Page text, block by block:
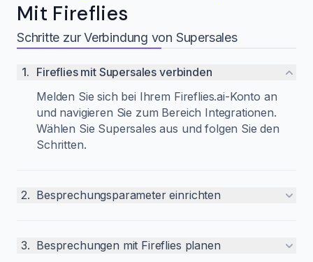
Mit Fireflies
Schritte zur Verbindung von Supersales
1. Fireflies mit Supersales verbinden
Melden Sie sich bei Ihrem Fireflies.ai-Konto an
und navigieren Sie zum Bereich Integrationen.
Wählen Sie Supersales aus und folgen Sie den
Schritten.
2. Besprechungsparameter einrichten
3. Besprechungen mit Fireflies planen